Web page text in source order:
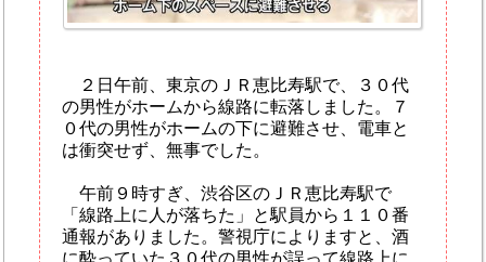
２日午前、東京のＪＲ恵比寿駅で、３０代
の男性がホームから線路に転落しました。７
０代の男性がホームの下に避難させ、電車と
は衝突せず、無事でした。
午前９時すぎ、渋谷区のＪＲ恵比寿駅で
「線路上に人が落ちた」と駅員から１１０番
通報がありました。警視庁によりますと、酒
に酔っていた３０代の男性が誤って線路上に